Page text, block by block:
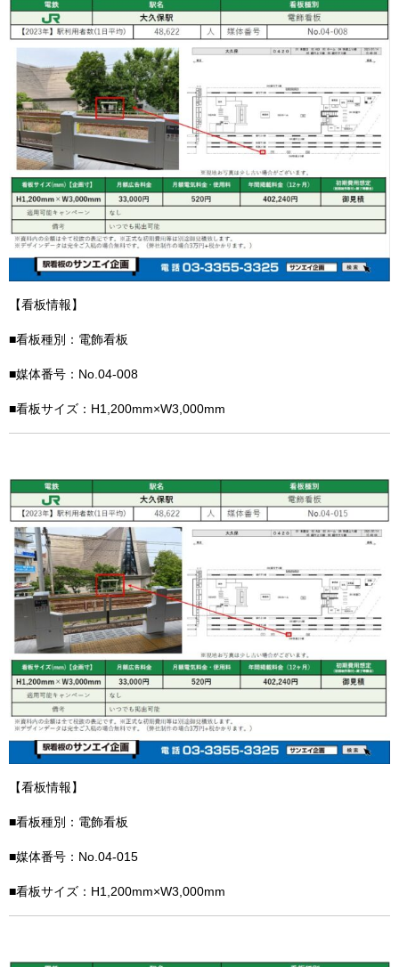
【看板情報】
■看板種別：電飾看板
■媒体番号：No.04-008
■看板サイズ：H1,200mm×W3,000mm
【看板情報】
■看板種別：電飾看板
■媒体番号：No.04-015
■看板サイズ：H1,200mm×W3,000mm